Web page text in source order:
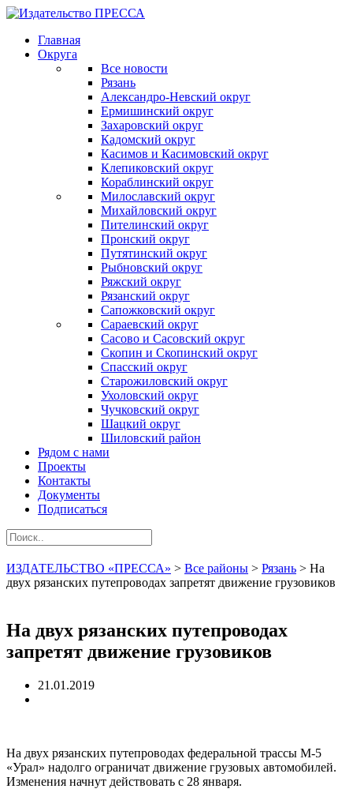
Главная
Округа
Все новости
Рязань
Александро-Невский округ
Ермишинский округ
Захаровский округ
Кадомский округ
Касимов и Касимовский округ
Клепиковский округ
Кораблинский округ
Милославский округ
Михайловский округ
Пителинский округ
Пронский округ
Путятинский округ
Рыбновский округ
Ряжский округ
Рязанский округ
Сапожковский округ
Сараевский округ
Сасово и Сасовский округ
Скопин и Скопинский округ
Спасский округ
Старожиловский округ
Ухоловский округ
Чучковский округ
Шацкий округ
Шиловский район
Рядом с нами
Проекты
Контакты
Документы
Подписаться
ИЗДАТЕЛЬСТВО «ПРЕССА» > Все районы > Рязань > На
двух рязанских путепроводах запретят движение грузовиков
На двух рязанских путепроводах
запретят движение грузовиков
21.01.2019
На двух рязанских путепроводах федеральной трассы М-5
«Урал» надолго ограничат движение грузовых автомобилей.
Изменения начнут действовать с 28 января.